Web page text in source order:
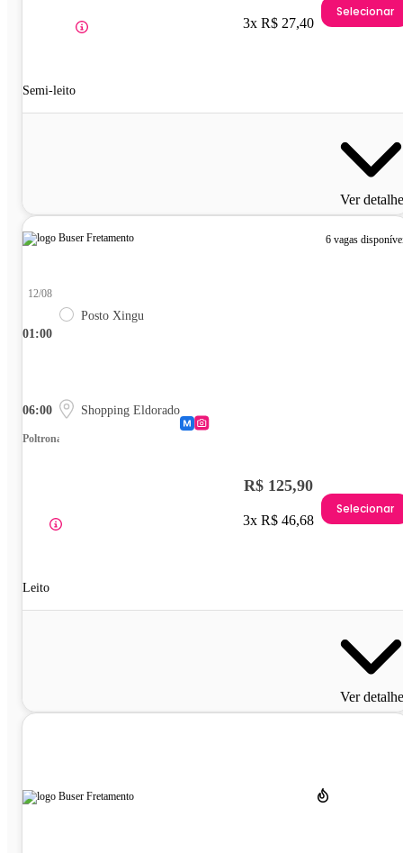
Semi-leito
3x R$ 27,40
Selecionar
Ver
6 vagas
01:00
12/08
Posto Xingu
06:00 Shopping Eldorado
Poltrona
Leito
R$ 125,90
3x R$ 46,68
Selecionar
Ver